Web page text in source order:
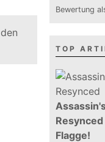
Bewertung
TOP
Flagge!